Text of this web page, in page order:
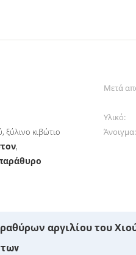
Μετά
Υλικό:
κιβώτιο Άνοιγμα:
,
αργιλίου του